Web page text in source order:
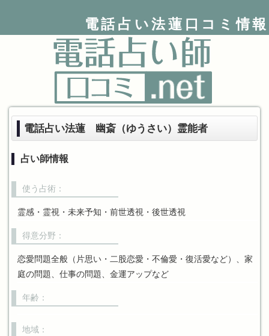
電話占い法蓮口コミ情報
電話占い法蓮 幽斎（ゆうさい）霊能者
占い師情報
使う占術：
霊感・霊視・未来予知・前世透視・後世透視
得意分野：
恋愛問題全般（片思い・二股恋愛・不倫愛・復活愛など）、家
庭の問題、仕事の問題、金運アップなど
年齢：
地域：